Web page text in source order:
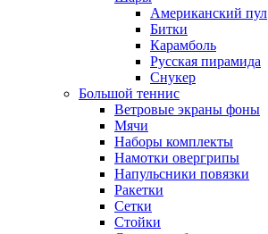
Американский пул
Битки
Карамболь
Русская пирамида
Снукер
Большой теннис
Ветровые экраны фоны
Мячи
Наборы комплекты
Намотки овергрипы
Напульсники повязки
Ракетки
Сетки
Стойки